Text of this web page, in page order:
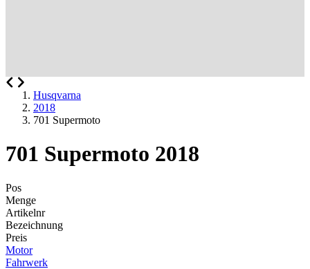
Husqvarna
2018
701 Supermoto
701 Supermoto 2018
Pos
Menge
Artikelnr
Bezeichnung
Preis
Motor
Fahrwerk